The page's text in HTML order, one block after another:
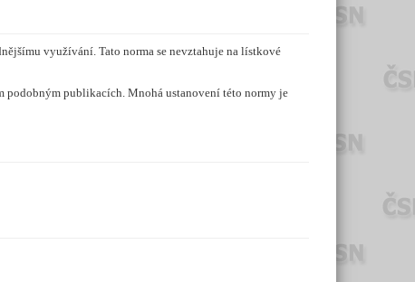
využívání. Tato norma se nevztahuje na lístkové
podobným publikacích. Mnohá ustanovení této normy je